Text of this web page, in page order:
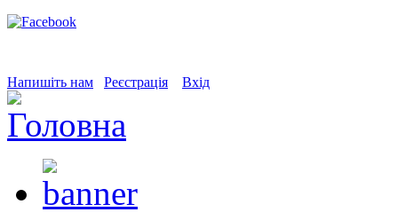
Напишіть нам Реєстрація Вхід